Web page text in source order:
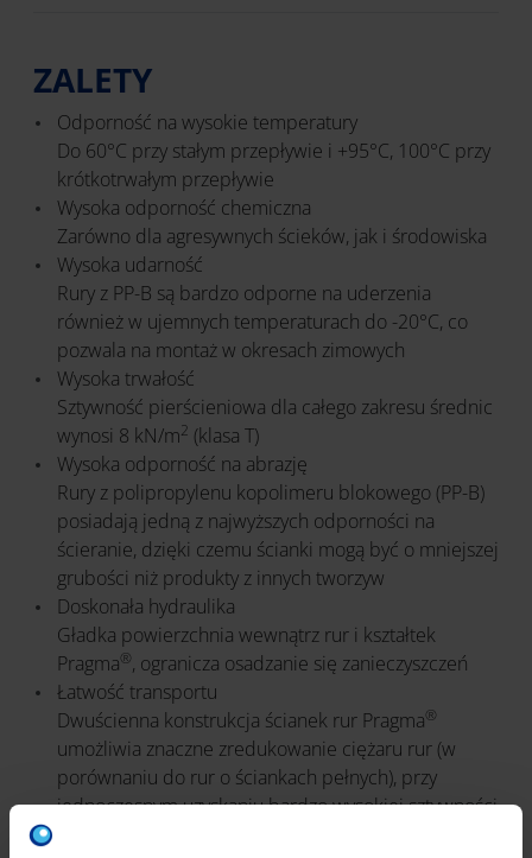
ZALETY
Odporność na wysokie temperatury
Do 60°C przy stałym przepływie i +95°C, 100°C przy
krótkotrwałym przepływie
Wysoka odporność chemiczna
Zarówno dla agresywnych ścieków, jak i środowiska
Wysoka udarność
Rury z PP-B są bardzo odporne na uderzenia
również w ujemnych temperaturach do -20°C, co
pozwala na montaż w okresach zimowych
Wysoka trwałość
Sztywność pierścieniowa dla całego zakresu średnic
wynosi 8 kN/m2 (klasa T)
Wysoka odporność na abrazję
Rury z polipropylenu kopolimeru blokowego (PP-B)
posiadają jedną z najwyższych odporności na
ścieranie, dzięki czemu ścianki mogą być o mniejszej
grubości niż produkty z innych tworzyw
Doskonała hydraulika
Gładka powierzchnia wewnątrz rur i kształtek
Pragma®, ogranicza osadzanie się zanieczyszczeń
Łatwość transportu
Dwuścienna konstrukcja ścianek rur Pragma®
umożliwia znaczne zredukowanie ciężaru rur (w
porównaniu do rur o ściankach pełnych), przy
jednoczesnym uzyskaniu bardzo wysokiej sztywności